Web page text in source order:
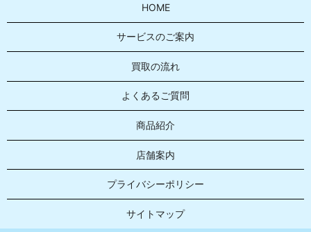
HOME
サービスのご案内
買取の流れ
よくあるご質問
商品紹介
店舗案内
プライバシーポリシー
サイトマップ